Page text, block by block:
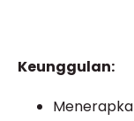
Keunggulan: